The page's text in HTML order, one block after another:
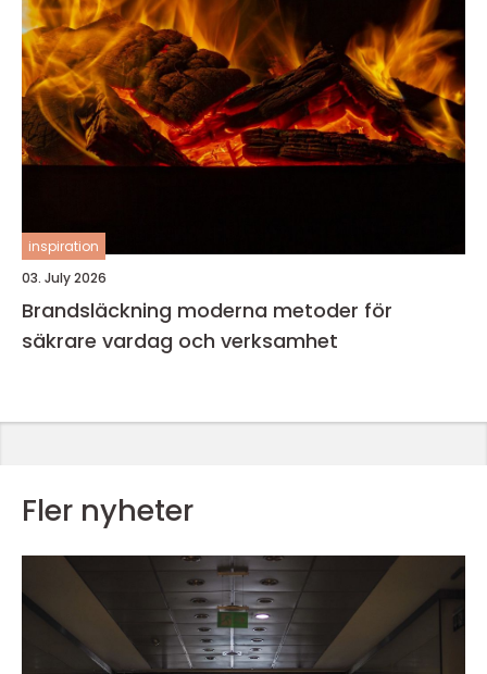
inspiration
03. July 2026
Brandsläckning moderna metoder för
säkrare vardag och verksamhet
Fler nyheter